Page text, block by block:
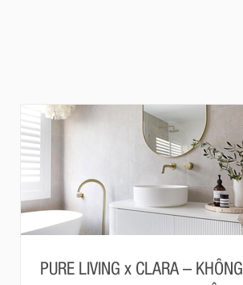
PURE LIVING x CLARA – KHÔNG